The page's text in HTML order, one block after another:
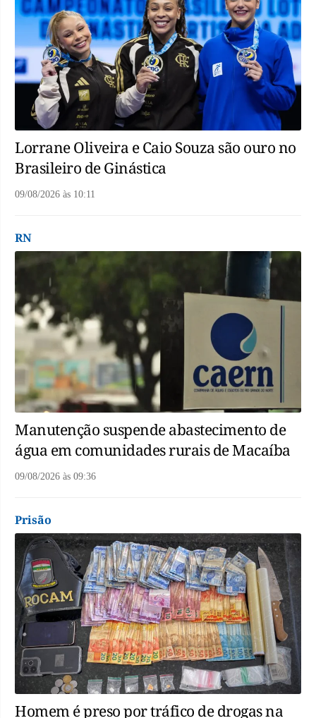
Lorrane Oliveira e Caio Souza são ouro no
Brasileiro de Ginástica
09/08/2026 às 10:11
RN
Manutenção suspende abastecimento de
água em comunidades rurais de Macaíba
09/08/2026 às 09:36
Prisão
Homem é preso por tráfico de drogas na